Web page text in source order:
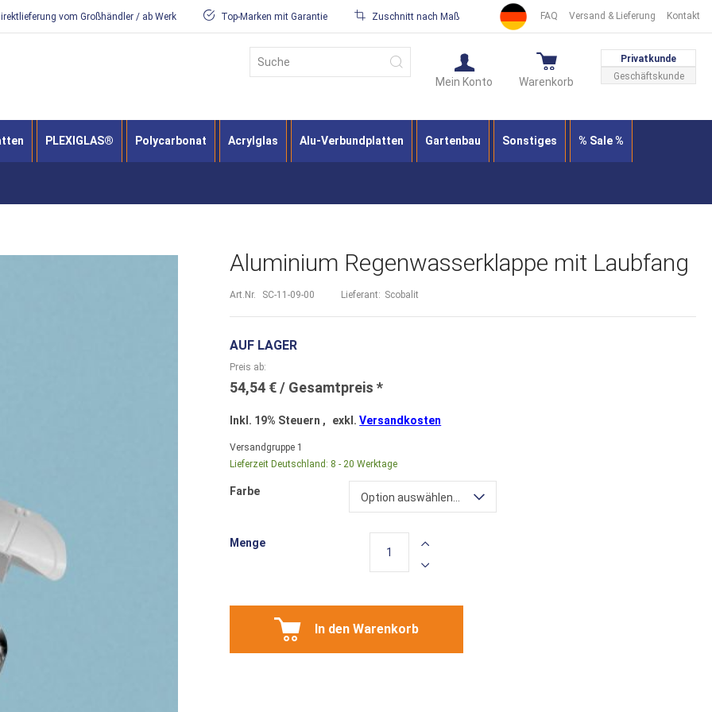
FAQ Versand & Lieferung Kontakt
vom Großhändler / ab Werk Top-Marken mit Garantie Zuschnitt nach Maß
Privatkunde
Geschäftskunde
Warenkorb
Mein Konto
Suche
PLEXIGLAS® Polycarbonat Acrylglas Alu-Verbundplatten Gartenbau Sonstiges % Sale %
Aluminium Regenwasserklappe mit Laubfang
Art.Nr. SC-11-09-00 Lieferant: Scobalit
AUF LAGER
Preis ab
54,54 €
Inkl. 19% Steuern , exkl.Versandkosten
Versandgruppe 1
Lieferzeit Deutschland: 8 - 20 Werktage
Farbe Option auswählen...
Menge
In den Warenkorb